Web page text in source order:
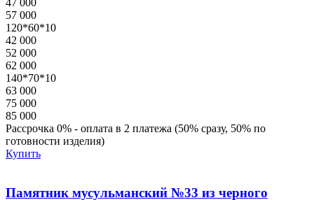
57 000
120*60*10
42 000
52 000
62 000
140*70*10
63 000
75 000
85 000
Рассрочка 0% - оплата в 2 платежа (50% сразу, 50% по
готовности изделия)
Купить
Памятник мусульманский №33 из черного